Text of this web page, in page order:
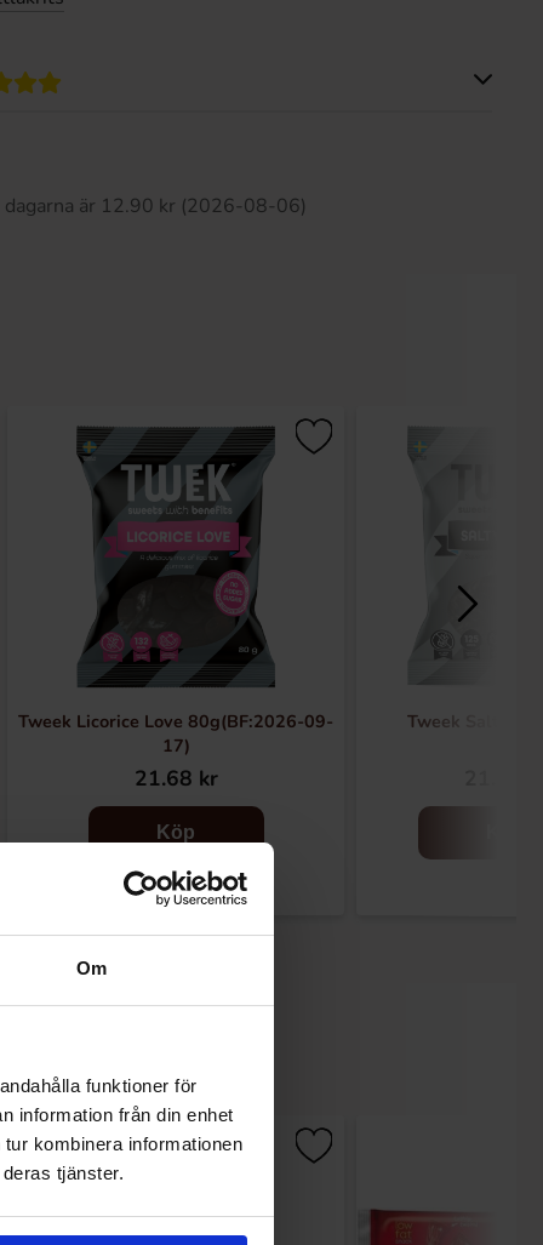
Om
funktioner för
information från din enhet
kombinera informationen
tjänster.
är 12.90 kr (2026-08-06)
Tweek Licorice Love 80g(BF:2026-09-
17)
21.68 kr
Köp
Tweek Salty